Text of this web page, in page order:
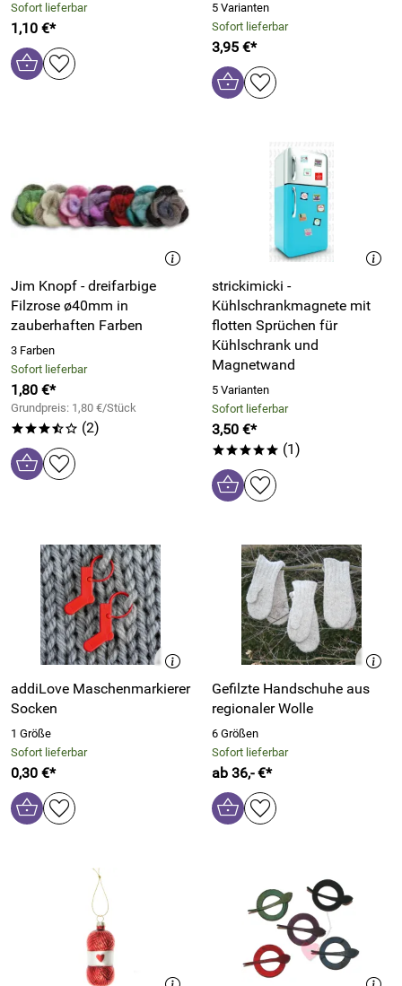
Sofort lieferbar
1,10 €*
5 Varianten
Sofort lieferbar
3,95 €*
Jim Knopf - dreifarbige
Filzrose ø40mm in
zauberhaften Farben
3 Farben
Sofort lieferbar
1,80 €*
Grundpreis: 1,80 €/Stück
***/o (2)
strickimicki -
Kühlschrankmagnete mit
flotten Sprüchen für
Kühlschrank und
Magnetwand
5 Varianten
Sofort lieferbar
3,50 €*
***** (1)
addiLove Maschenmarkierer
Socken
1 Größe
Sofort lieferbar
0,30 €*
Gefilzte Handschuhe aus
regionaler Wolle
6 Größen
Sofort lieferbar
ab 36,- €*